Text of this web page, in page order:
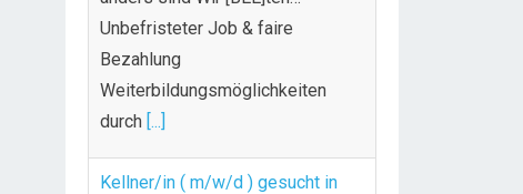
Unbefristeter Job & faire
Bezahlung
Weiterbildungsmöglichkeiten
durch [...]
Kellner/in ( m/w/d ) gesucht in